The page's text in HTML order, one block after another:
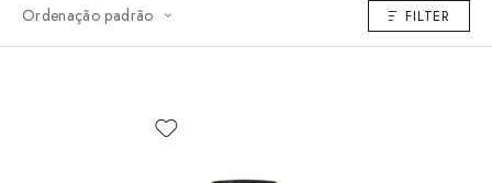
Ordenação padrão
FILTER